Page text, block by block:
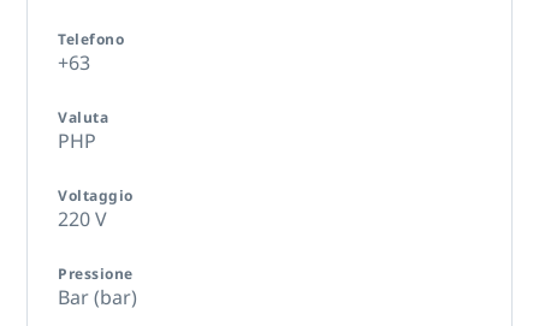
Telefono
+63
Valuta
PHP
Voltaggio
220 V
Pressione
Bar (bar)